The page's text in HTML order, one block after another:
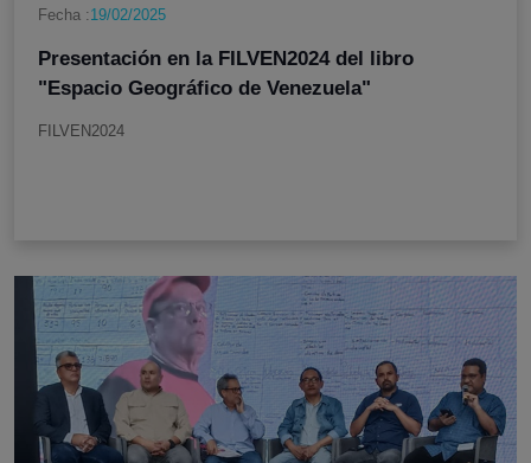
Fecha :19/02/2025
Presentación en la FILVEN2024 del libro
"Espacio Geográfico de Venezuela"
FILVEN2024